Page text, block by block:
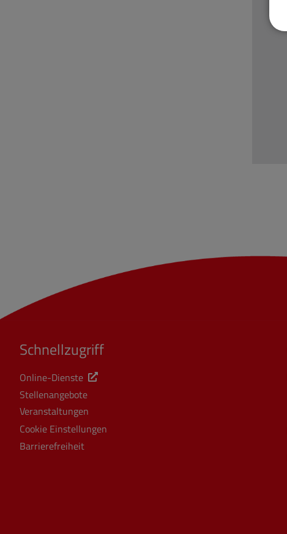
Schnellzugriff
Online-Dienste
Stellenangebote
Veranstaltungen
Cookie Einstellungen
Barrierefreiheit